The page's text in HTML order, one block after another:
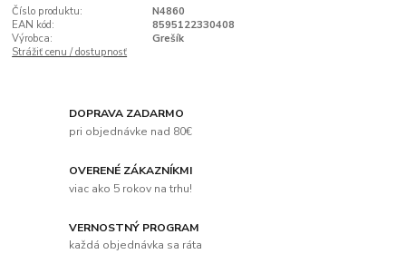
Číslo produktu:
N4860
EAN kód:
8595122330408
Výrobca:
Grešík
Strážiť cenu / dostupnosť
DOPRAVA ZADARMO
pri objednávke nad 80€
OVERENÉ ZÁKAZNÍKMI
viac ako 5 rokov na trhu!
VERNOSTNÝ PROGRAM
každá objednávka sa ráta